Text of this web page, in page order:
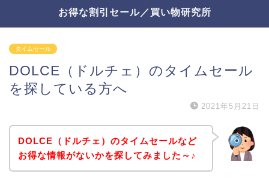
お得な割引セール／買い物研究所
タイムセール
DOLCE（ドルチェ）のタイムセール
を探している方へ
2021年5月21日
DOLCE（ドルチェ）のタイムセールなど
お得な情報がないかを探してみました～♪